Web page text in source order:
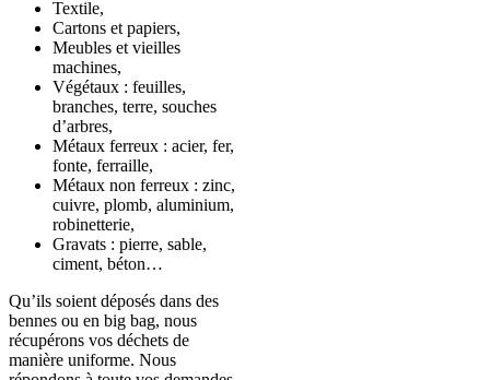
Textile,
Cartons et papiers,
Meubles et vieilles
machines,
Végétaux : feuilles,
branches, terre, souches
d’arbres,
Métaux ferreux : acier, fer,
fonte, ferraille,
Métaux non ferreux : zinc,
cuivre, plomb, aluminium,
robinetterie,
Gravats : pierre, sable,
ciment, béton…
Qu’ils soient déposés dans des
bennes ou en big bag, nous
récupérons vos déchets de
manière uniforme. Nous